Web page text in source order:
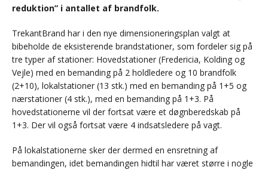
reduktion” i antallet af brandfolk.
TrekantBrand har i den nye dimensioneringsplan valgt at
bibeholde de eksisterende brandstationer, som fordeler sig på
tre typer af stationer: Hovedstationer (Fredericia, Kolding og
Vejle) med en bemanding på 2 holdledere og 10 brandfolk
(2+10), lokalstationer (13 stk.) med en bemanding på 1+5 og
nærstationer (4 stk.), med en bemanding på 1+3. På
hovedstationerne vil der fortsat være et døgnberedskab på
1+3. Der vil også fortsat være 4 indsatsledere på vagt.
På lokalstationerne sker der dermed en ensretning af
bemandingen, idet bemandingen hidtil har været større i nogle